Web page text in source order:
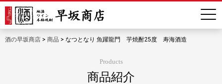
酒の早坂商店 > 商品 > なつとなり 魚躍龍門 芋焼酎25度 寿海酒造
Products
商品紹介